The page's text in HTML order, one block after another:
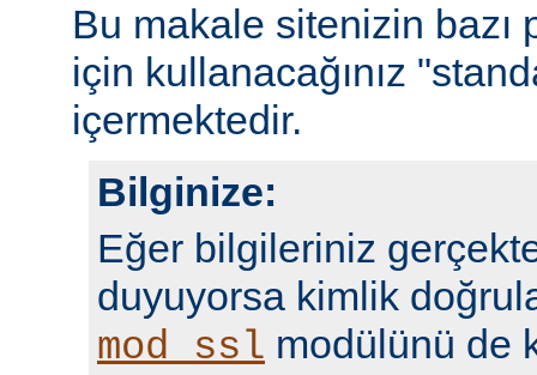
Bu makale sitenizin bazı
için kullanacağınız
içermektedir.
Bilginize:
Eğer bilgileriniz
duyuyorsa kimlik
mod_ssl modülünü de